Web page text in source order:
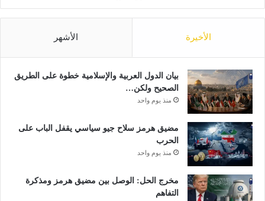
الأخيرة الأشهر
بيان الدول العربية والإسلامية خطوة على الطريق
الصحيح ولكن…
منذ يوم واحد
مضيق هرمز سلاح جيو سياسي يقفل الباب على
الحرب
منذ يوم واحد
مخرج الحل: الوصل بين مضيق هرمز ومذكرة
التفاهم